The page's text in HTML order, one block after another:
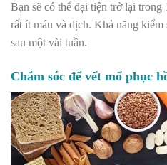
Bạn sẽ có thể đại tiện trở lại trong
rất ít máu và dịch. Khả năng
sau một vài tuần.
Chăm sóc để vết mổ phục